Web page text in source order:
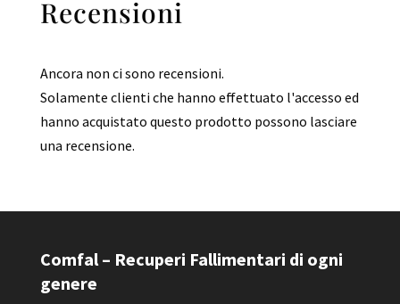
Recensioni
Ancora non ci sono recensioni.
Solamente clienti che hanno effettuato l'accesso ed
hanno acquistato questo prodotto possono lasciare
una recensione.
Comfal – Recuperi Fallimentari di ogni
genere